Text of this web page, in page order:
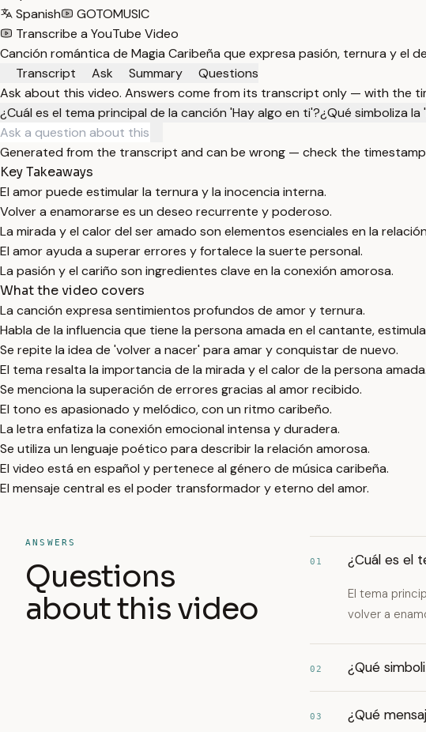
Spanish
GOTOMUSIC
Transcribe a YouTube Video
Canción romántica de Magia Caribeña que expresa pasión, ternura y el
Transcript
Ask Summary
Questions
Ask about this video. Answers come from its transcript only — with the
¿Cuál es el tema principal de la canción 'Hay algo en ti'?¿Qué simboliza la
Generated from the transcript and can be wrong — check the
Key Takeaways
El amor puede estimular la ternura y la inocencia interna.
Volver a enamorarse es un deseo recurrente y poderoso.
La mirada y el calor del ser amado son elementos esenciales en la
El amor ayuda a superar errores y fortalece la suerte personal.
La pasión y el cariño son ingredientes clave en la conexión amorosa.
What the video covers
La canción expresa sentimientos profundos de amor y ternura.
Habla de la influencia que tiene la persona amada en el cantante,
Se repite la idea de 'volver a nacer' para amar y conquistar de nuevo.
El tema resalta la importancia de la mirada y el calor de la persona amada.
Se menciona la superación de errores gracias al amor recibido.
El tono es apasionado y melódico, con un ritmo caribeño.
La letra enfatiza la conexión emocional intensa y duradera.
Se utiliza un lenguaje poético para describir la relación amorosa.
El video está en español y pertenece al género de música caribeña.
El mensaje central es el poder transformador y eterno del amor.
ANSWERS
Questions
about this video
01 ¿Cuál es el
El tema
volver a
02 ¿Qué
03 ¿Qué